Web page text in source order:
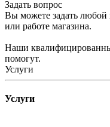
Задать вопрос
Вы можете задать любой
или работе магазина.
Наши
помогут.
Услуги
Услуги